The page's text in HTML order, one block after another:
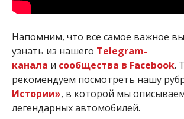
Напомним, что все самое важное
узнать из нашего Telegram-
канала и сообщества в Facebook.
рекомендуем посмотреть нашу
Истории», в которой мы
легендарных автомобилей.